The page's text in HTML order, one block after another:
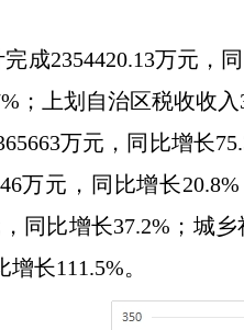
完成2354420.13万元，
% ； 上划自治区税收收入
万元，同比增长
万元，同比增长20.8%
同比增长37.2%； 城乡
增长111.5%。